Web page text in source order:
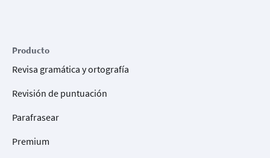
Producto
Revisa gramática y ortografía
Revisión de puntuación
Parafrasear
Premium